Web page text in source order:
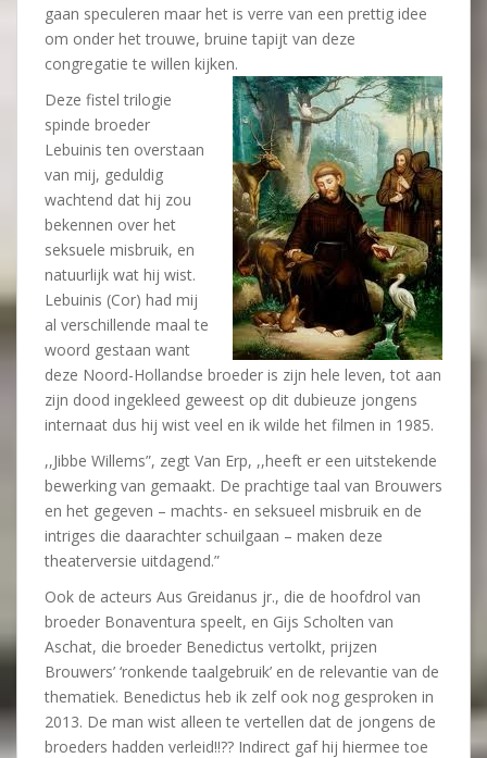
gaan speculeren maar het is verre van een prettig idee
om onder het trouwe, bruine tapijt van deze
congregatie te willen kijken.
Deze fistel trilogie
spinde broeder
Lebuinis ten overstaan
van mij, geduldig
wachtend dat hij zou
bekennen over het
seksuele misbruik, en
natuurlijk wat hij wist.
Lebuinis (Cor) had mij
al verschillende maal te
woord gestaan want
deze Noord-Hollandse broeder is zijn hele leven, tot aan
zijn dood ingekleed geweest op dit dubieuze jongens
internaat dus hij wist veel en ik wilde het filmen in 1985.
,,Jibbe Willems”, zegt Van Erp, ,,heeft er een uitstekende
bewerking van gemaakt. De prachtige taal van Brouwers
en het gegeven – machts- en seksueel misbruik en de
intriges die daarachter schuilgaan – maken deze
theaterversie uitdagend.”
Ook de acteurs Aus Greidanus jr., die de hoofdrol van
broeder Bonaventura speelt, en Gijs Scholten van
Aschat, die broeder Benedictus vertolkt, prijzen
Brouwers’ ‘ronkende taalgebruik’ en de relevantie van de
thematiek. Benedictus heb ik zelf ook nog gesproken in
2013. De man wist alleen te vertellen dat de jongens de
broeders hadden verleid!!?? Indirect gaf hij hiermee toe